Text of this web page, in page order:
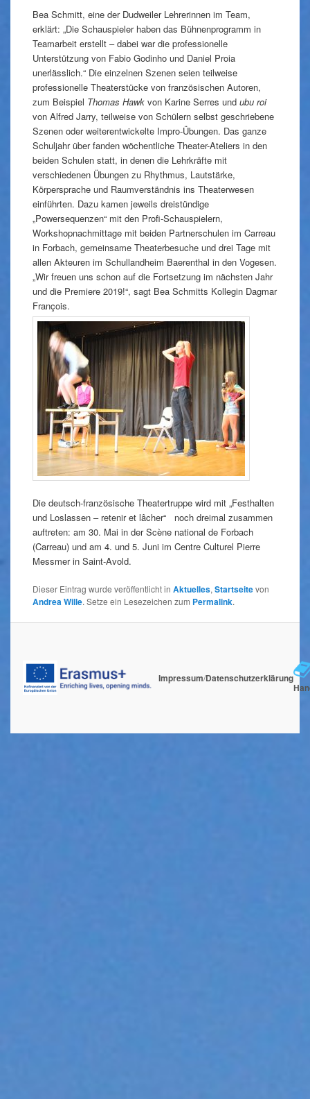
Bea Schmitt, eine der Dudweiler Lehrerinnen im Team,
erklärt: „Die Schauspieler haben das Bühnenprogramm in
Teamarbeit erstellt – dabei war die professionelle
Unterstützung von Fabio Godinho und Daniel Proia
unerlässlich.“ Die einzelnen Szenen seien teilweise
professionelle Theaterstücke von französischen Autoren,
zum Beispiel Thomas Hawkvon Karine Serres und ubu roi
von Alfred Jarry, teilweise von Schülern selbst geschriebene
Szenen oder weiterentwickelte Impro-Übungen. Das ganze
Schuljahr über fanden wöchentliche Theater-Ateliers in den
beiden Schulen statt, in denen die Lehrkräfte mit
verschiedenen Übungen zu Rhythmus, Lautstärke,
Körpersprache und Raumverständnis ins Theaterwesen
einführten. Dazu kamen jeweils dreistündige
„Powersequenzen“ mit den Profi-Schauspielern,
Workshopnachmittage mit beiden Partnerschulen im Carreau
in Forbach, gemeinsame Theaterbesuche und drei Tage mit
allen Akteuren im Schullandheim Baerenthal in den Vogesen.
„Wir freuen uns schon auf die Fortsetzung im nächsten Jahr
und die Premiere 2019!“, sagt Bea Schmitts Kollegin Dagmar
François.
Die deutsch-französische Theatertruppe wird mit „Festhalten
und Loslassen – retenir et lâcher“ noch dreimal zusammen
auftreten: am 30. Mai in der Scène national de Forbach
(Carreau) und am 4. und 5. Juni im Centre Culturel Pierre
Messmer in Saint-Avold.
Dieser Eintrag wurde veröffentlicht in Aktuelles, Startseitevon
Andrea Wille. Setze ein Lesezeichen zum Permalink.
Impressum/Datenschutzerklärung